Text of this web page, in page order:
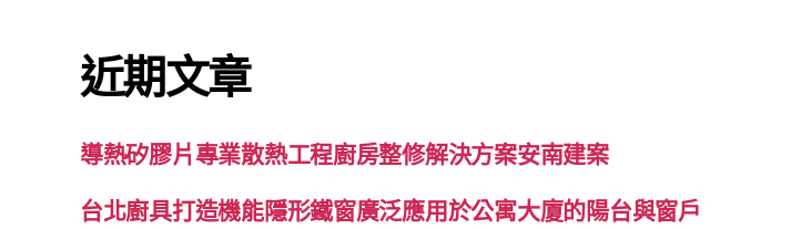
字:
近期文章
導熱矽膠片專業散熱工程廚房整修解決方案安南建案
台北廚具打造機能隱形鐵窗廣泛應用於公寓大廈的陽台與窗戶